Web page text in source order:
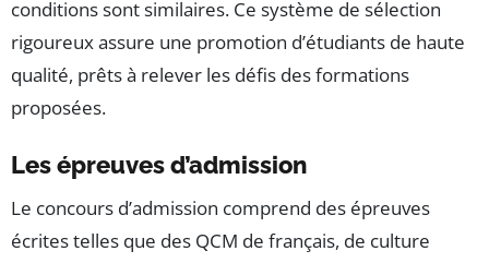
conditions sont similaires. Ce système de sélection
rigoureux assure une promotion d’étudiants de haute
qualité, prêts à relever les défis des formations
proposées.
Les épreuves d’admission
Le concours d’admission comprend des épreuves
écrites telles que des QCM de français, de culture